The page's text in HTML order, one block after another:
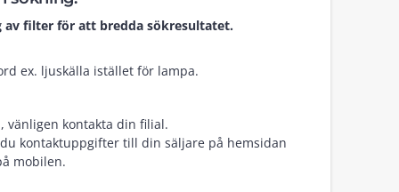
av filter för att bredda sökresultatet.
ex. ljuskälla istället för lampa.
vänligen kontakta din filial.
kontaktuppgifter till din säljare på hemsidan
mobilen.